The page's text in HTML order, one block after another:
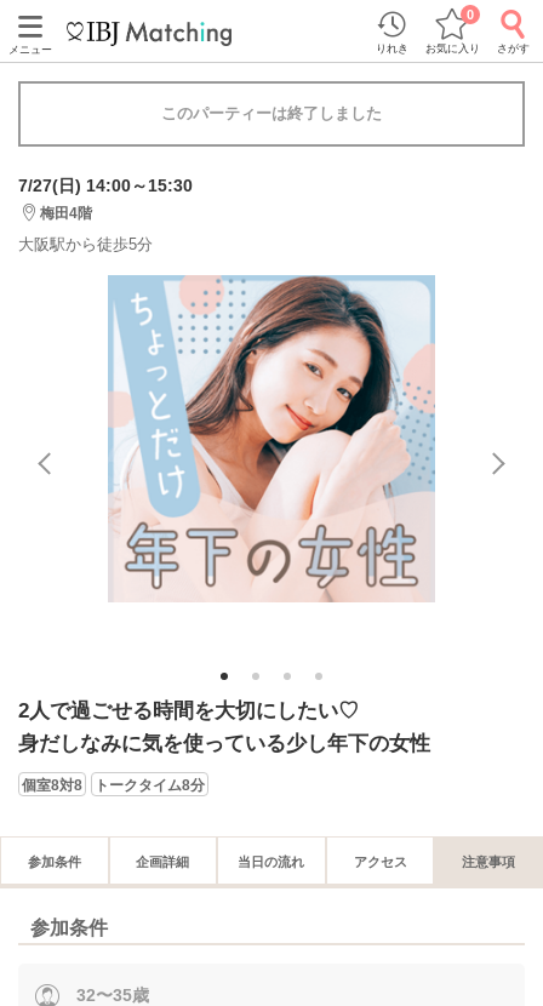
メニュー りれき お気に入り
0
さがす
このパーティーは終了しました
7/27(日) 14:00～15:30
梅田4階
大阪駅から徒歩5分
1 2 3 4
2人で過ごせる時間を大切にしたい♡
身だしなみに気を使っている少し年下の女性
個室8対8 トークタイム8分
参加条件 企画詳細 当日の流れ アクセス 注意事項
参加条件
32〜35歳